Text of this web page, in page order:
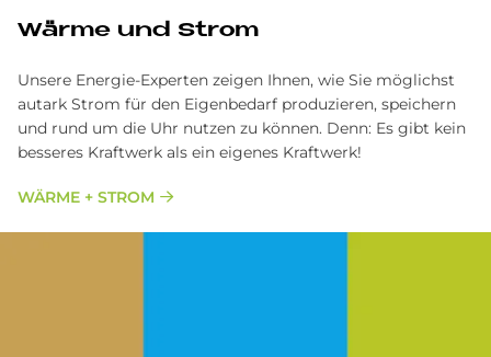
Wärme und Strom
Unsere Energie-Experten zeigen Ihnen, wie Sie möglichst
autark Strom für den Eigenbedarf produzieren, speichern
und rund um die Uhr nutzen zu können. Denn: Es gibt kein
besseres Kraftwerk als ein eigenes Kraftwerk!
WÄRME + STROM